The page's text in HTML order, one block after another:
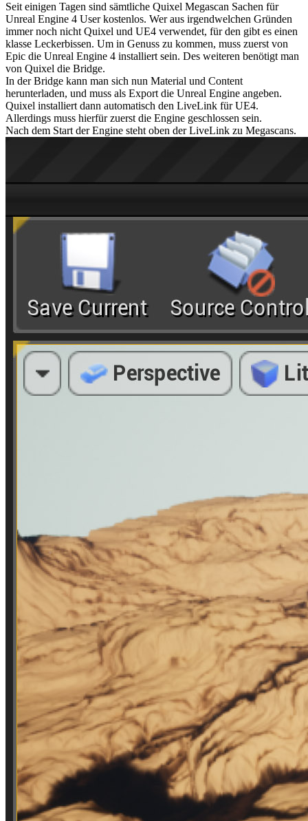
Seit einigen Tagen sind sämtliche Quixel Megascan Sachen für
Unreal Engine 4 User kostenlos. Wer aus irgendwelchen Gründen
immer noch nicht Quixel und UE4 verwendet, für den gibt es einen
klasse Leckerbissen. Um in Genuss zu kommen, muss zuerst von
Epic die Unreal Engine 4 installiert sein. Des weiteren benötigt man
von Quixel die Bridge.
In der Bridge kann man sich nun Material und Content
herunterladen, und muss als Export die Unreal Engine angeben.
Quixel installiert dann automatisch den LiveLink für UE4.
Allerdings muss hierfür zuerst die Engine geschlossen sein.
Nach dem Start der Engine steht oben der LiveLink zu Megascans.